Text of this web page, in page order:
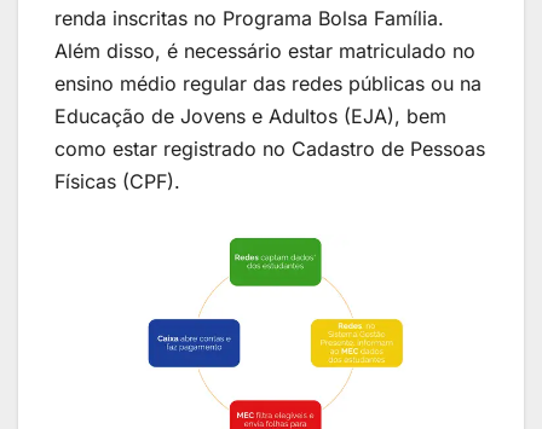
renda inscritas no Programa Bolsa Família.
Além disso, é necessário estar matriculado no
ensino médio regular das redes públicas ou na
Educação de Jovens e Adultos (EJA), bem
como estar registrado no Cadastro de Pessoas
Físicas (CPF).